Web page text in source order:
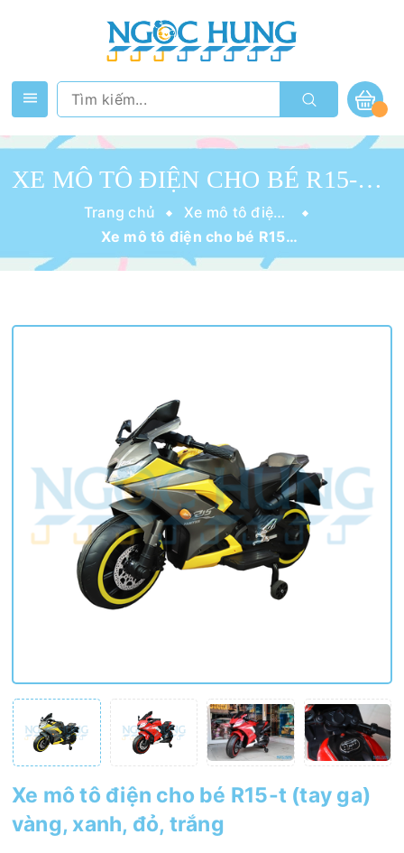
XE MÔ TÔ ĐIỆN CHO BÉ R15-T (TAY GA) VÀNG, XANH, ĐỎ, TRẮNG
Trang chủ
Xe mô tô điện cho bé
Xe mô tô điện cho bé R15-t (tay ga) vàng, xanh, đỏ, trắng
Xe mô tô điện cho bé R15-t (tay ga)
vàng, xanh, đỏ, trắng